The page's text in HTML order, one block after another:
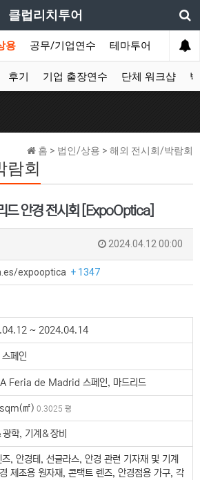
클럽리치투어
용 공무/기업연수 테마투어 데이투
후기 기업 출장연수 단체 워크샵
홈 > 법인/상용 > 해외 전시회/박람회
람회
드 안경 전시회 [ExpoOptica]
2024.04.12 00:00
expooptica + 1347
~ 2024.04.14
스페인
Feria de Madrid 스페인, 마드리드
㎡) 0.3025 평
학, 기계＆장비
즈, 안경테, 선글라스, 안경 관련 기자재 및 기계
제조용 원자재, 콘택트 렌즈, 안경점용 가구, 각